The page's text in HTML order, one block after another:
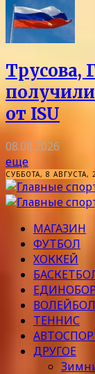
Трусова,
от ISU
08.08.2026
еще
СУББОТА, 8 АВГУСТА,
МАГАЗИН
ФУТБОЛ
ХОККЕЙ
ВОЛЕЙБОЛ
ТЕННИС
ДРУГОЕ